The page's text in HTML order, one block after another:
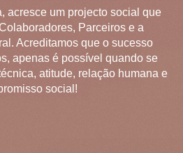
acresce um projecto social que
Parceiros e a
Acreditamos que o sucesso
apenas é possível quando se
atitude, relação humana e
social!